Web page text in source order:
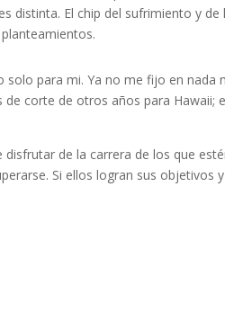
distinta. El chip del sufrimiento y de
para mi. Ya no me fijo en nada
corte de otros años para Hawaii;
de la carrera de los que
Si ellos logran sus objetivos